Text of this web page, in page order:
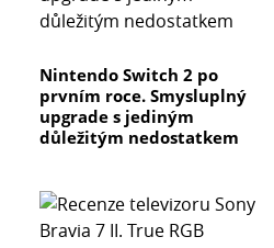
Nintendo Switch 2 po
prvním roce. Smysluplný
upgrade s jediným
důležitým nedostatkem